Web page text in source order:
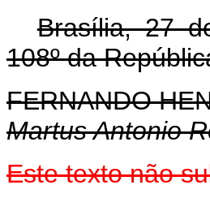
Brasília, 27
108º da
FERNANDO
Martus Antonio
Este texto não